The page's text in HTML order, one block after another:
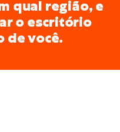
qual região, e
o escritório
de você.